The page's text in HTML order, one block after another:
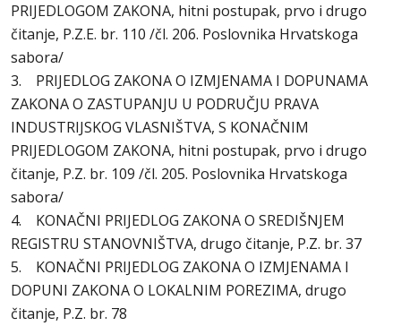
PRIJEDLOGOM ZAKONA, hitni postupak, prvo i drugo
čitanje, P.Z.E. br. 110 /čl. 206. Poslovnika Hrvatskoga
sabora/
3. PRIJEDLOG ZAKONA O IZMJENAMA I DOPUNAMA
ZAKONA O ZASTUPANJU U PODRUČJU PRAVA
INDUSTRIJSKOG VLASNIŠTVA, S KONAČNIM
PRIJEDLOGOM ZAKONA, hitni postupak, prvo i drugo
čitanje, P.Z. br. 109 /čl. 205. Poslovnika Hrvatskoga
sabora/
4. KONAČNI PRIJEDLOG ZAKONA O SREDIŠNJEM
REGISTRU STANOVNIŠTVA, drugo čitanje, P.Z. br. 37
5. KONAČNI PRIJEDLOG ZAKONA O IZMJENAMA I
DOPUNI ZAKONA O LOKALNIM POREZIMA, drugo
čitanje, P.Z. br. 78